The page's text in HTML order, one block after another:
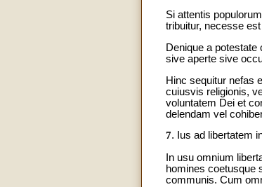
Si attentis
tribuitur, necesse
Denique a
sive aperte sive
Hinc sequitur nefas
cuiusvis religionis,
voluntatem Dei et
delendam vel
7. Ius ad libertatem
In usu omnium
homines coetusque
communis. Cum